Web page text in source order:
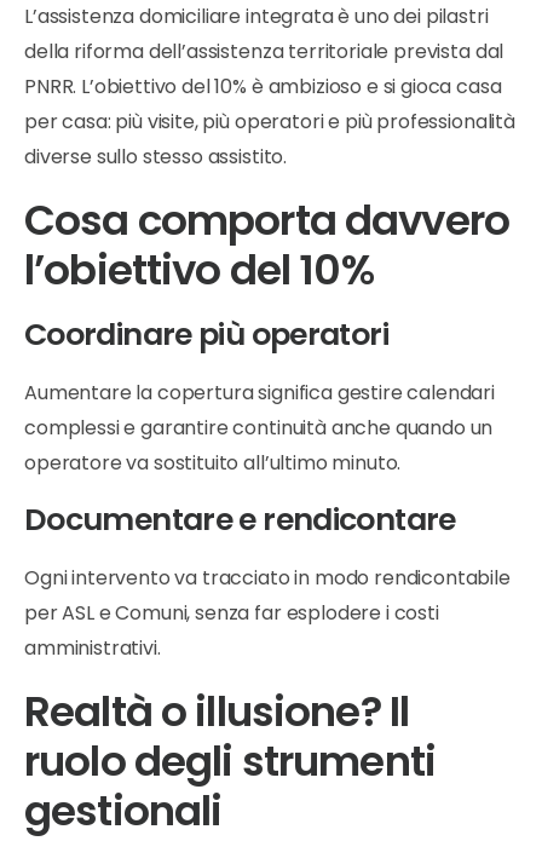
L’assistenza domiciliare integrata è uno dei pilastri
della riforma dell’assistenza territoriale prevista dal
PNRR. L’obiettivo del 10% è ambizioso e si gioca casa
per casa: più visite, più operatori e più professionalità
diverse sullo stesso assistito.
Cosa comporta davvero
l’obiettivo del 10%
Coordinare più operatori
Aumentare la copertura significa gestire calendari
complessi e garantire continuità anche quando un
operatore va sostituito all’ultimo minuto.
Documentare e rendicontare
Ogni intervento va tracciato in modo rendicontabile
per ASL e Comuni, senza far esplodere i costi
amministrativi.
Realtà o illusione? Il
ruolo degli strumenti
gestionali